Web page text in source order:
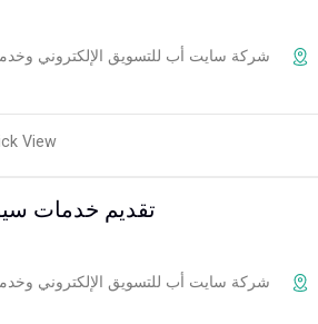
شركة سايت أب للتسويق الإلكتروني
View
تقديم خدمات
شركة سايت أب للتسويق الإلكتروني